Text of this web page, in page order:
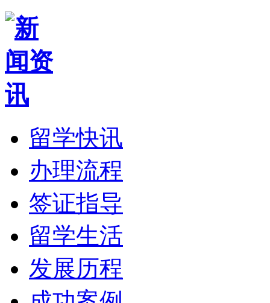
留学快讯
办理流程
签证指导
留学生活
发展历程